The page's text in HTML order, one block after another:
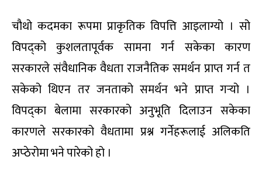
चौथो कदमका रूपमा प्राकृतिक विपत्ति आइलाग्यो । सो
विपद्को कुशलतापूर्वक सामना गर्न सकेका कारण
सरकारले संवैधानिक वैधता राजनैतिक समर्थन प्राप्त गर्न त
सकेको थिएन तर जनताको समर्थन भने प्राप्त गर्‍यो ।
विपद्का बेलामा सरकारको अनुभूति दिलाउन सकेका
कारणले सरकारको वैधतामा प्रश्न गर्नेहरूलाई अलिकति
अप्ठेरोमा भने पारेको हो ।